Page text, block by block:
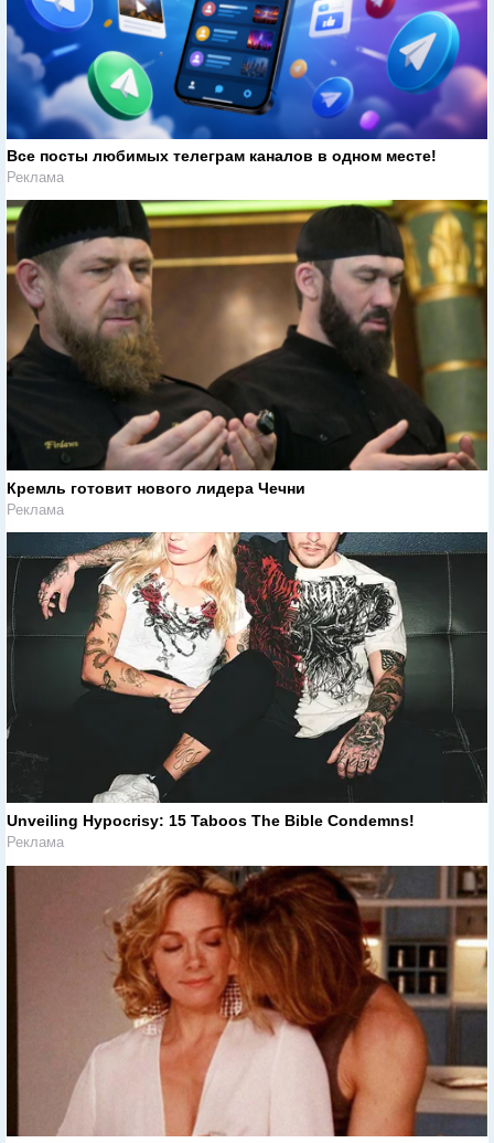
Все посты любимых телеграм каналов в одном месте!
Реклама
Кремль готовит нового лидера Чечни
Реклама
Unveiling Hypocrisy: 15 Taboos The Bible Condemns!
Реклама